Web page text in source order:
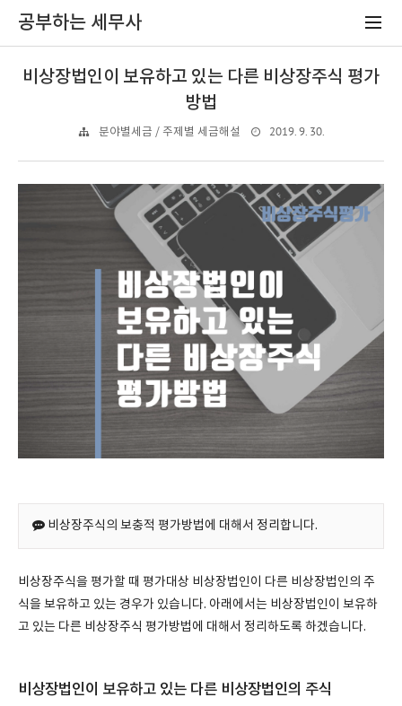
공부하는 세무사
비상장법인이 보유하고 있는 다른 비상장주식 평가
방법
분야별세금 / 주제별 세금해설 2019. 9. 30.
비상장주식의 보충적 평가방법에 대해서 정리합니다.
비상장주식을 평가할 때 평가대상 비상장법인이 다른 비상장법인의 주
식을 보유하고 있는 경우가 있습니다. 아래에서는 비상장법인이 보유하
고 있는 다른 비상장주식 평가방법에 대해서 정리하도록 하겠습니다.
비상장법인이 보유하고 있는 다른 비상장법인의 주식